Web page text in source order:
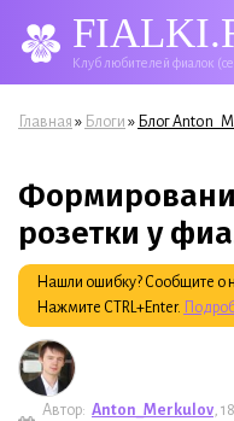
Клуб любителей фиалок
Вы здесь
Главная » Блоги » Блог
розетки у
Нашли ошибку? Сообщите о
Нажмите CTRL+Enter.
Автор: Anton_Merkulov,